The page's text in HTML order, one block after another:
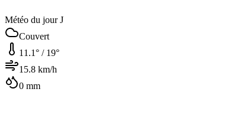
Météo du jour J
Couvert
11.1° / 19°
15.8 km/h
0 mm